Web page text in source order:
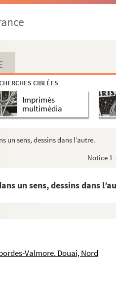
CIBLÉES
Imprimés
multimédia
un sens, dessins dans l’autre.
Notice 1
un sens, dessins dans
Valmore. Douai, Nord
muse timide et fière …